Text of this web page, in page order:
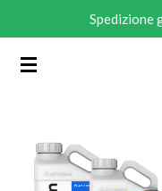
contenuto
Spedizione